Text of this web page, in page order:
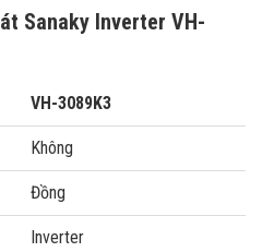
Sanaky Inverter VH-
VH-3089K3
Không
Đồng
Inverter